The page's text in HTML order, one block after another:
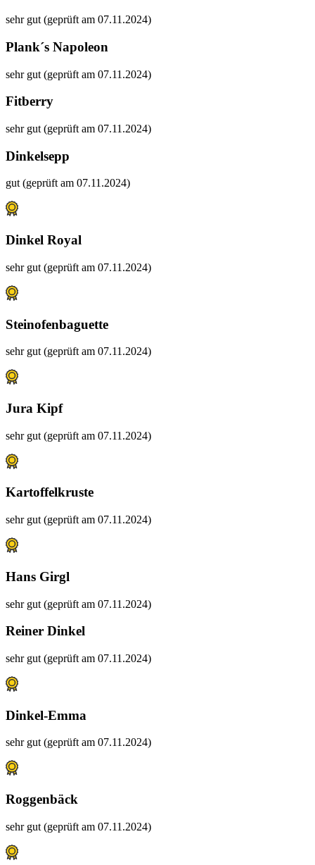
sehr gut (geprüft am 07.11.2024)
Plank´s Napoleon
sehr gut (geprüft am 07.11.2024)
Fitberry
sehr gut (geprüft am 07.11.2024)
Dinkelsepp
gut (geprüft am 07.11.2024)
Dinkel Royal
sehr gut (geprüft am 07.11.2024)
Steinofenbaguette
sehr gut (geprüft am 07.11.2024)
Jura Kipf
sehr gut (geprüft am 07.11.2024)
Kartoffelkruste
sehr gut (geprüft am 07.11.2024)
Hans Girgl
sehr gut (geprüft am 07.11.2024)
Reiner Dinkel
sehr gut (geprüft am 07.11.2024)
Dinkel-Emma
sehr gut (geprüft am 07.11.2024)
Roggenbäck
sehr gut (geprüft am 07.11.2024)